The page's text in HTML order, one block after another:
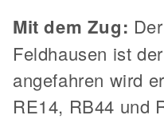
Mit dem Zug:
Feldhausen ist
angefahren wird
RE14, RB44 und